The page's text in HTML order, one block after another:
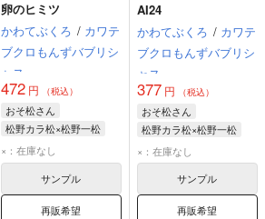
卵のヒミツ
かわてぶくろ / カワテ
ブクロもんずバブリシ
ャス
472 円 （税込）
おそ松さん
松野カラ松×松野一松
松野カラ松
×：在庫なし
サンプル
再販希望
AI24
かわてぶくろ / カワテ
ブクロもんずバブリシ
ャス
377円 （税込）
おそ松さん
松野カラ松×松野一松
松野一松
×：在庫なし
サンプル
再販希望